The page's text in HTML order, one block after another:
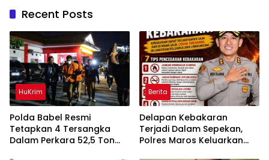
Recent Posts
HuKrim
Polda Babel Resmi
Tetapkan 4 Tersangka
Dalam Perkara 52,5 Ton
Berita
Delapan Kebakaran
Terjadi Dalam Sepekan,
Polres Maros Keluarkan